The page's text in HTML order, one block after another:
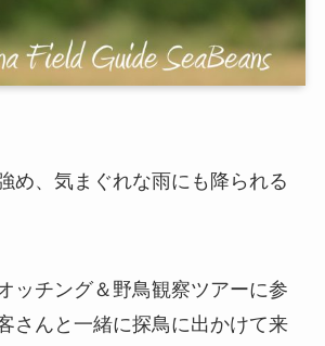
め、気まぐれな雨にも降られる
ッチング＆野鳥観察ツアーに参
さんと一緒に探鳥に出かけて来